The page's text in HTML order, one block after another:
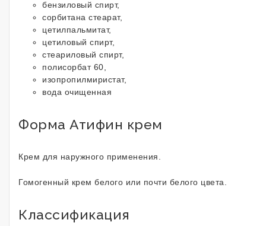
бензиловый спирт,
сорбитана стеарат,
цетилпальмитат,
цетиловый спирт,
стеариловый спирт,
полисорбат 60,
изопропилмиристат,
вода очищенная
Форма Атифин крем
Крем для наружного применения.
Гомогенный крем белого или почти белого цвета.
Классификация